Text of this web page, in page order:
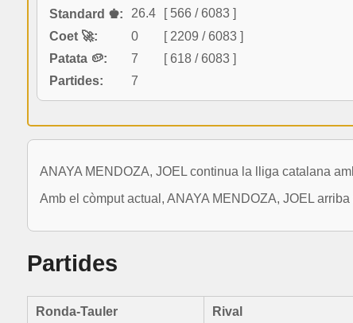
Standard ♚: 26.4
[ 566 / 6083 ]
Coet 🚀:
0
[ 2209 / 6083 ]
Patata 🥔:
7
[ 618 / 6083 ]
Partides:
7
ANAYA MENDOZA, JOEL continua la lliga catalana
Amb el còmput actual, ANAYA MENDOZA, JOEL
Partides
Ronda-Tauler Rival